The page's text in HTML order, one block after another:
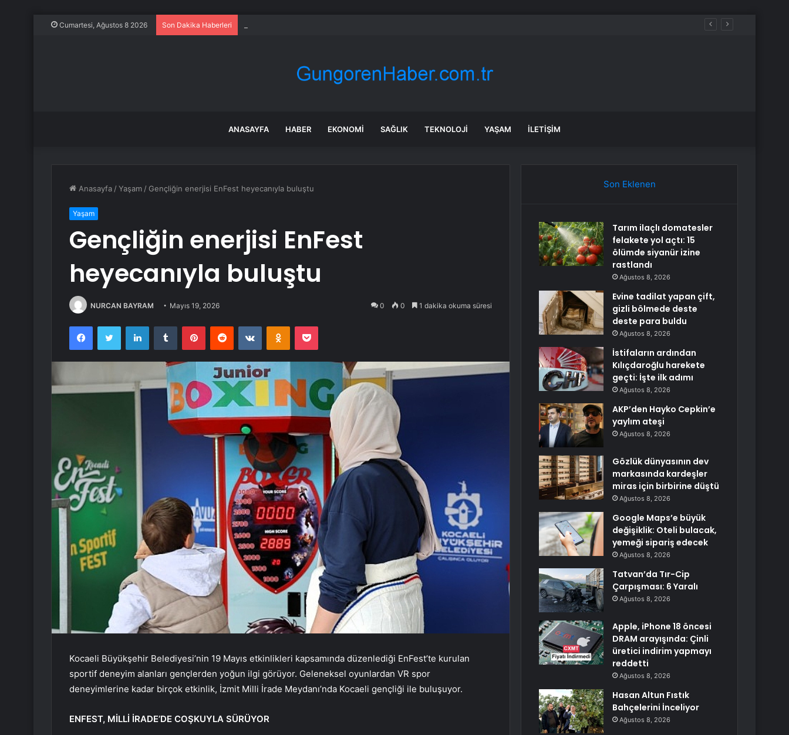
Cumartesi, Ağustos 8 2026 Son Dakika Haberleri
ANASAYFA HABER EKONOMI SAĞLIK TEKNOLOJI YAŞAM İLETIŞIM
Anasayfa /Yaşam / Gençliğin enerjisi EnFest heyecanıyla buluştu
Yaşam
Gençliğin enerjisi EnFest
heyecanıyla buluştu
NURCAN BAYRAM Mayıs 19, 2026 0 0 1 dakika okuma süresi
FacebookTwitter LinkedInTumblr PinterestReddit VKontakteOdnoklassniki
Pocket
Kocaeli Büyükşehir Belediyesi’nin 19 Mayıs etkinlikleri kapsamında düzenlediği EnFest’te kurulan
sportif deneyim alanları gençlerden yoğun ilgi görüyor. Geleneksel oyunlardan VR spor
deneyimlerine kadar birçok etkinlik, İzmit Milli İrade Meydanı’nda Kocaeli gençliği ile buluşuyor.
ENFEST, MİLLİ İRADE’DE COŞKUYLA SÜRÜYOR
Son Eklenen
Tarım ilaçlı domatesler
felakete yol açtı: 15
ölümde siyanür izine
rastlandı
Ağustos 8, 2026
Evine tadilat yapan çift,
gizli bölmede deste
deste para buldu
Ağustos 8, 2026
İstifaların ardından
Kılıçdaroğlu harekete
geçti: İşte ilk adımı
Ağustos 8, 2026
AKP’den Hayko Cepkin’e
yaylım ateşi
Ağustos 8, 2026
Gözlük dünyasının dev
markasında kardeşler
miras için birbirine düştü
Ağustos 8, 2026
Google Maps’e büyük
değişiklik: Oteli bulacak,
yemeği sipariş edecek
Ağustos 8, 2026
Tatvan’da Tır-Cip
Çarpışması: 6 Yaralı
Ağustos 8, 2026
Apple, iPhone 18 öncesi
DRAM arayışında: Çinli
üretici indirim yapmayı
reddetti
Ağustos 8, 2026
Hasan Altun Fıstık
Bahçelerini İnceliyor
Ağustos 8, 2026